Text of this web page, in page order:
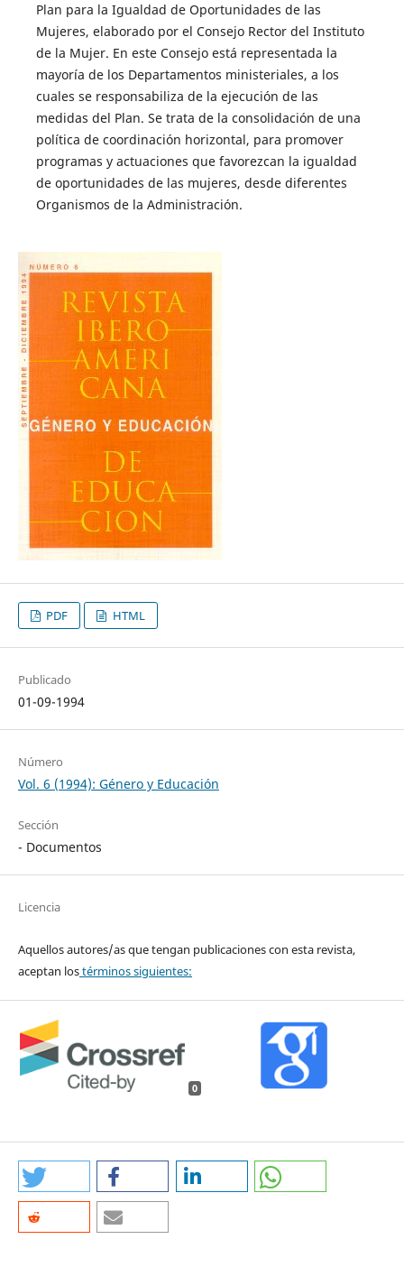
Plan para la Igualdad de Oportunidades de las
Mujeres, elaborado por el Consejo Rector del Instituto
de la Mujer. En este Consejo está representada la
mayoría de los Departamentos ministeriales, a los
cuales se responsabiliza de la ejecución de las
medidas del Plan. Se trata de la consolidación de una
política de coordinación horizontal, para promover
programas y actuaciones que favorezcan la igualdad
de oportunidades de las mujeres, desde diferentes
Organismos de la Administración.
PDF HTML
Publicado
01-09-1994
Número
Vol. 6 (1994): Género y Educación
Sección
- Documentos
Licencia
Aquellos autores/as que tengan publicaciones con esta revista,
aceptan lostérminos siguientes:
0